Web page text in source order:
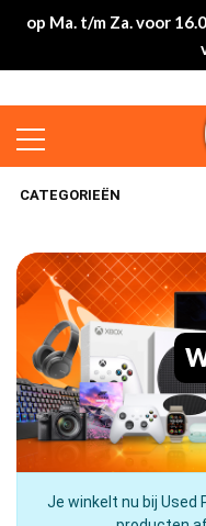
op Ma. t/m Za. voor
CATEGORIEËN
Je winkelt nu bij Used